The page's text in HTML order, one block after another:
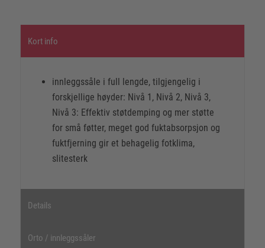
Kort info
innleggssåle i full lengde, tilgjengelig i
forskjellige høyder: Nivå 1, Nivå 2, Nivå 3,
Nivå 3: Effektiv støtdemping og mer støtte
for små føtter, meget god fuktabsorpsjon og
fuktfjerning gir et behagelig fotklima,
slitesterk
Details
Orto / innleggssåler